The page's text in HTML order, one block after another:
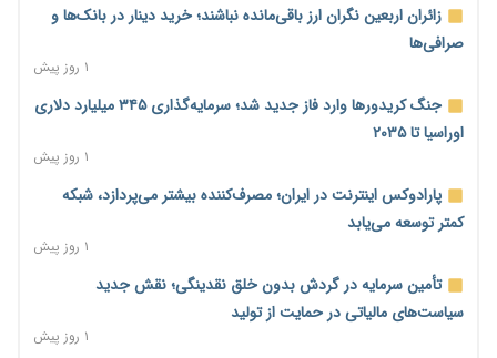
زائران اربعین نگران ارز باقی‌مانده نباشند؛ خرید دینار در بانک‌ها و
صرافی‌ها
۱ روز پیش
جنگ کریدورها وارد فاز جدید شد؛ سرمایه‌گذاری ۳۴۵ میلیارد دلاری
اوراسیا تا ۲۰۳۵
۱ روز پیش
پارادوکس اینترنت در ایران؛ مصرف‌کننده بیشتر می‌پردازد، شبکه
کمتر توسعه می‌یابد
۱ روز پیش
تأمین سرمایه در گردش بدون خلق نقدینگی؛ نقش جدید
سیاست‌های مالیاتی در حمایت از تولید
۱ روز پیش